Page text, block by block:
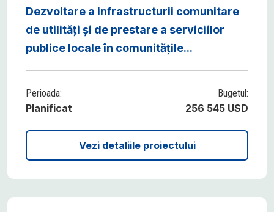
Dezvoltare a infrastructurii comunitare
de utilități și de prestare a serviciilor
publice locale în comunitățile...
Perioada:
Planificat
Bugetul:
256 545 USD
Vezi detaliile proiectului